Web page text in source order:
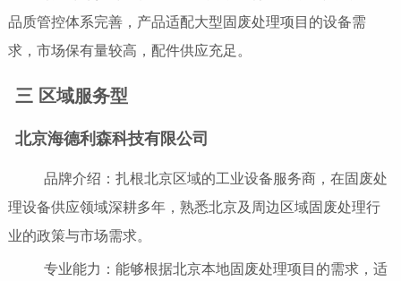
品质管控体系完善，产品适配大型固废处理项目的设备需
求，市场保有量较高，配件供应充足。
三 区域服务型
北京海德利森科技有限公司
品牌介绍：扎根北京区域的工业设备服务商，在固废处
理设备供应领域深耕多年，熟悉北京及周边区域固废处理行
业的政策与市场需求。
专业能力：能够根据北京本地固废处理项目的需求，适